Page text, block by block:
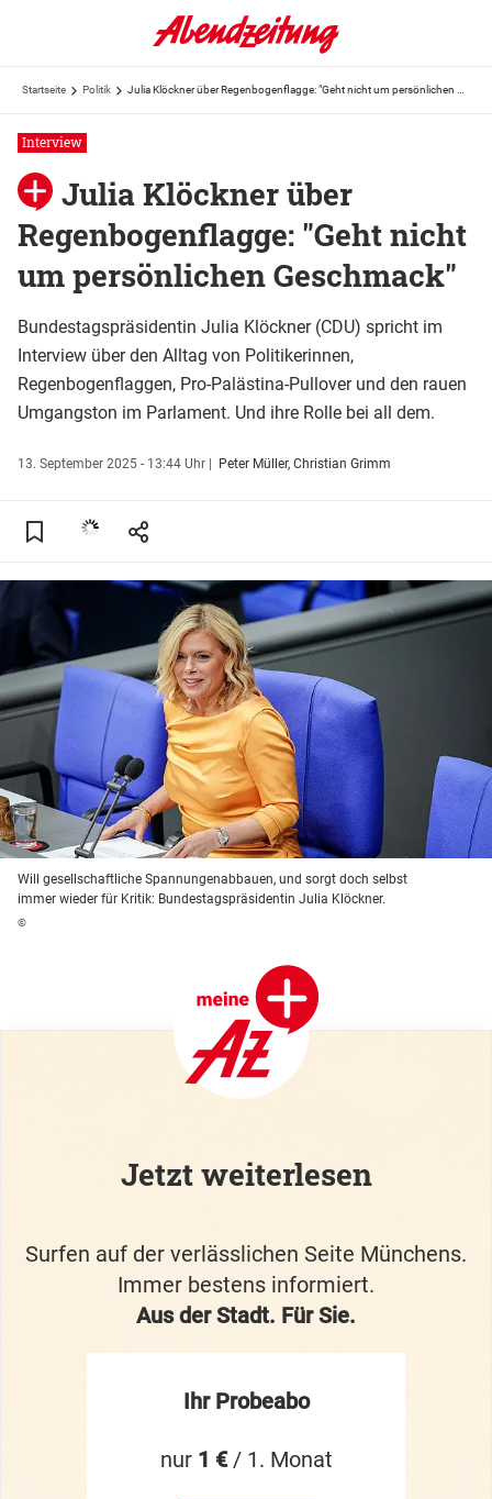
Startseite Politik
Interview
Julia Klöckner über
Regenbogenflagge: "Geht nicht
um persönlichen Geschmack"
Bundestagspräsidentin Julia Klöckner (CDU) spricht im
Interview über den Alltag von Politikerinnen,
Regenbogenflaggen, Pro-Palästina-Pullover und den rauen
Umgangston im Parlament. Und ihre Rolle bei all dem.
13. September 2025 - 13:44 Uhr | Peter Müller, Christian Grimm
Will gesellschaftliche Spannungenabbauen, und sorgt doch selbst
immer wieder für Kritik: Bundestagspräsidentin Julia Klöckner.
©
Jetzt weiterlesen
Surfen auf der verlässlichen Seite Münchens.
Immer bestens informiert.
Aus der Stadt. Für Sie.
Ihr Probeabo
nur 1 €/ 1. Monat